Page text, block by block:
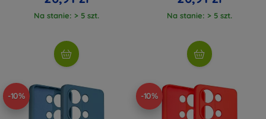
Na stanie: > 5 szt. Na stanie: > 5 szt.
-10% -10%